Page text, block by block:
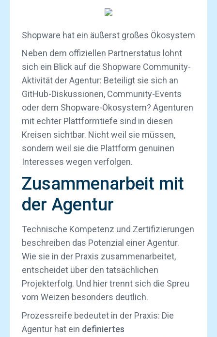
Shopware hat ein äußerst großes Ökosystem
Neben dem offiziellen Partnerstatus lohnt
sich ein Blick auf die Shopware Community-
Aktivität der Agentur: Beteiligt sie sich an
GitHub-Diskussionen, Community-Events
oder dem Shopware-Ökosystem? Agenturen
mit echter Plattformtiefe sind in diesen
Kreisen sichtbar. Nicht weil sie müssen,
sondern weil sie die Plattform genuinen
Interesses wegen verfolgen.
Zusammenarbeit mit
der Agentur
Technische Kompetenz und Zertifizierungen
beschreiben das Potenzial einer Agentur.
Wie sie in der Praxis zusammenarbeitet,
entscheidet über den tatsächlichen
Projekterfolg. Und hier trennt sich die Spreu
vom Weizen besonders deutlich.
Prozessreife bedeutet in der Praxis: Die
Agentur hat ein definiertes